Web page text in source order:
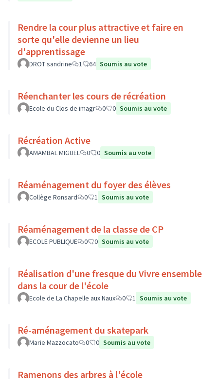
Rendre la cour plus attractive et faire en
sorte qu'elle devienne un lieu
d'apprentissage
DROT sandrine 1 64 Soumis au vote
Réenchanter les cours de récréation
Ecole du Clos de imagr 0 0 Soumis au vote
Récréation Active
AMAMBAL MIGUEL 0 0 Soumis au vote
Réaménagement du foyer des élèves
Collège Ronsard 0 1 Soumis au vote
Réaménagement de la classe de CP
ECOLE PUBLIQUE 0 0 Soumis au vote
Réalisation d'une fresque du Vivre ensemble
dans la cour de l'école
Ecole de La Chapelle aux Naux 0 1 Soumis au vote
Ré-aménagement du skatepark
Marie Mazzocato 0 0 Soumis au vote
Ramenons des arbres à l'école